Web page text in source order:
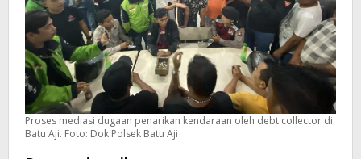
Proses mediasi dugaan penarikan kendaraan oleh debt collector di
Batu Aji. Foto: Dok Polsek Batu Aji